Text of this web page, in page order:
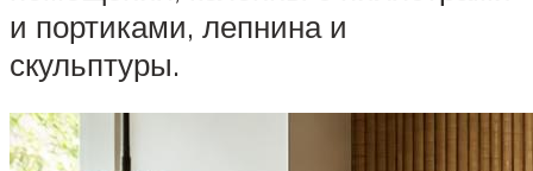
и портиками, лепнина и
скульптуры.